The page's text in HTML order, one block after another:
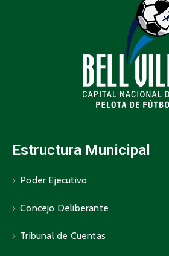
Estructura Municipal
Poder Ejecutivo
Concejo Deliberante
Tribunal de Cuentas